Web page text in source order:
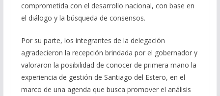
comprometida con el desarrollo nacional, con base en
el diálogo y la búsqueda de consensos.
Por su parte, los integrantes de la delegación
agradecieron la recepción brindada por el gobernador y
valoraron la posibilidad de conocer de primera mano la
experiencia de gestión de Santiago del Estero, en el
marco de una agenda que busca promover el análisis